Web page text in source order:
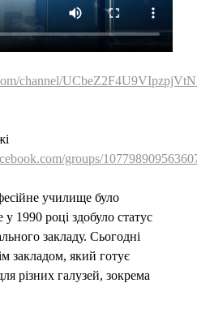
channel/
groups/
училище було
1990 році здобуло статус
закладу. Сьогодні
закладом, який готує
різних галузей, зокрема